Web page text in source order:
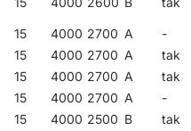
15 4000 2700 A -
15
4000 2700 A tak
15
4000 2700 A tak
15
4000 2700 A -
15
4000 2500 B tak